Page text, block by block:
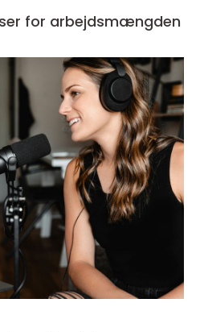
for arbejdsmængden